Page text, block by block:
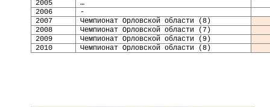
2005
…
2006
-
2007
Чемпионат Орловской области (8)
2008
Чемпионат Орловской области (7)
2009
Чемпионат Орловской области (9)
2010 Чемпионат Орловской области (8)